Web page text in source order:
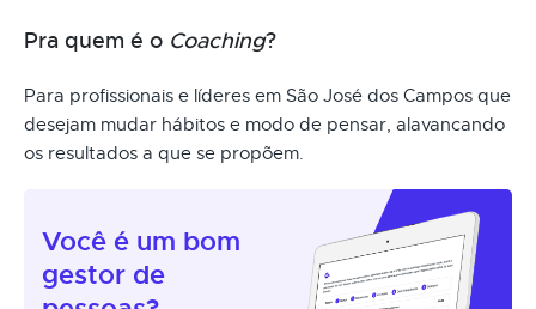
Pra quem é o Coaching?
Para profissionais e líderes em São José dos Campos que
desejam mudar hábitos e modo de pensar, alavancando
os resultados a que se propõem.
Você é um bom
gestor de